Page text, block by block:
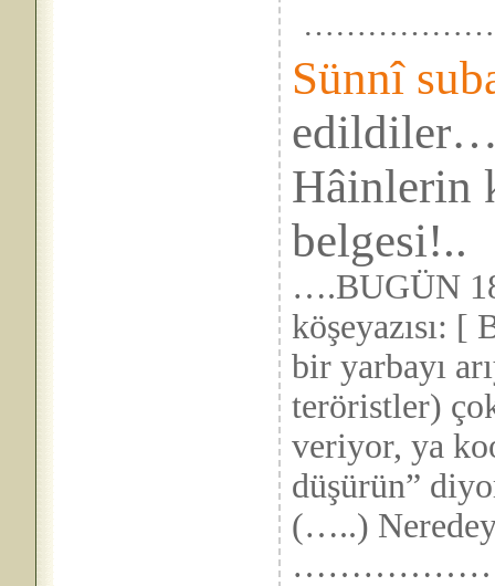
Sünnî
Hâinlerin
belgesi!..
….BUGÜN
köşeyazısı: [
bir yarbayı
teröristler)
veriyor, ya
düşürün”
(…..)